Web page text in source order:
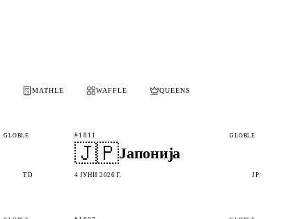
MATHLE WAFFLE QUEENS
GLOBLE
TD
#1811 GLOBLE
🇯🇵Јапонија
4 ЈУНИ 2026 Г. JP